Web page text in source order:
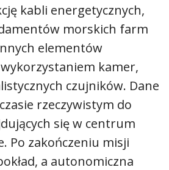
kabli energetycznych,
morskich farm
elementów
kamer,
czujników. Dane
rzeczywistym do
się w centrum
Po zakończeniu misji
a autonomiczna